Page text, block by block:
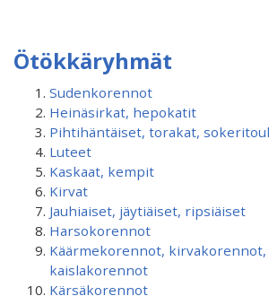
Ötökkäryhmät
Sudenkorennot
Heinäsirkat, hepokatit
Pihtihäntäiset, torakat,
Luteet
Kaskaat, kempit
Kirvat
Jauhiaiset, jäytiäiset, ripsiäiset
Harsokorennot
Käärmekorennot,
kaislakorennot
Kärsäkorennot